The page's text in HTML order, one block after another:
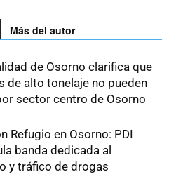
Más del autor
de Osorno clarifica que
de alto tonelaje no pueden
sector centro de Osorno
Refugio en Osorno: PDI
banda dedicada al
y tráfico de drogas